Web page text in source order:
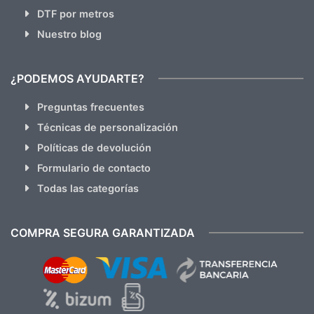
DTF por metros
Nuestro blog
¿PODEMOS AYUDARTE?
Preguntas frecuentes
Técnicas de personalización
Políticas de devolución
Formulario de contacto
Todas las categorías
COMPRA SEGURA GARANTIZADA